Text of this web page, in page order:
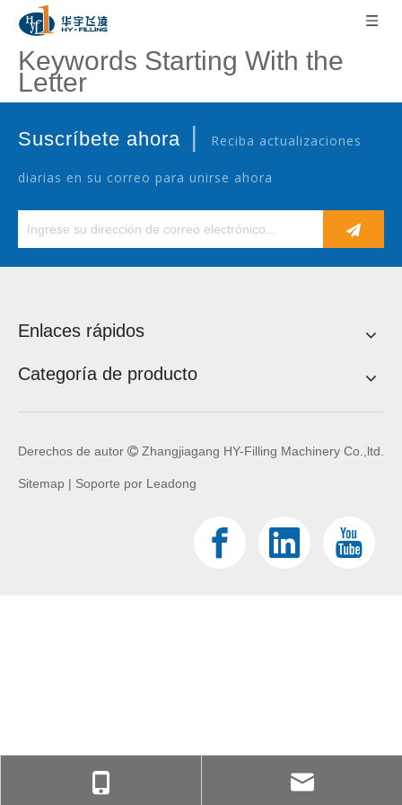
Keywords Starting With the
Letter
Suscríbete ahora | Reciba actualizaciones
diarias en su correo para unirse ahora
Enlaces rápidos
Categoría de producto
Derechos de autor  Zhangjiagang HY-Filling Machinery Co.,ltd.
Sitemap | Soporte por Leadong